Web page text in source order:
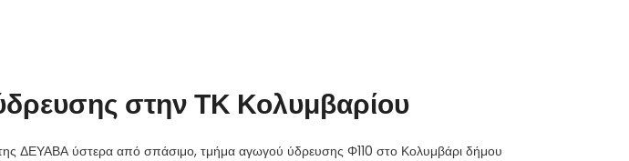
στην ΤΚ Κολυμβαρίου
ΔΕΥΑΒΑ ύστερα από σπάσιμο, τμήμα αγωγού ύδρευσης Φ110 στο Κολυμβάρι δήμου